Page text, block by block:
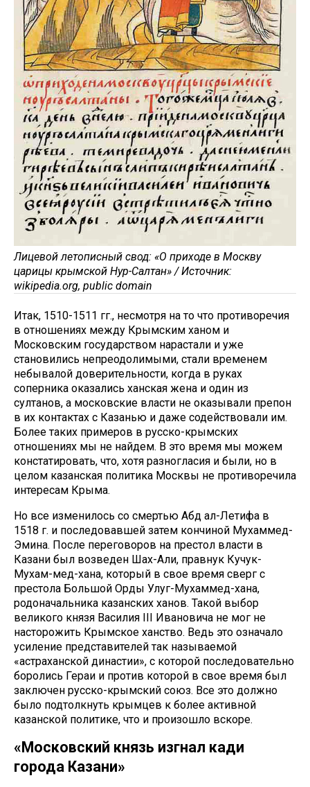
Лицевой летописный свод: «О приходе в Москву
царицы крымской Нур-Салтан» / Источник:
wikipedia.org, public domain
Итак, 1510-1511 гг., несмотря на то что противоречия
в отношениях между Крымским ханом и
Московским государством нарастали и уже
становились непреодолимыми, стали временем
небывалой доверительности, когда в руках
соперника оказались ханская жена и один из
султанов, а московские власти не оказывали препон
в их контактах с Казанью и даже содействовали им.
Более таких примеров в русско-крымских
отношениях мы не найдем. В это время мы можем
констатировать, что, хотя разногласия и были, но в
целом казанская политика Москвы не противоречила
интересам Крыма.
Но все изменилось со смертью Абд ал-Летифа в
1518 г. и последовавшей затем кончиной Мухаммед-
Эмина. После переговоров на престол власти в
Казани был возведен Шах-Али, правнук Кучук-
Мухам-мед-хана, который в свое время сверг с
престола Большой Орды Улуг-Мухаммед-хана,
родоначальника казанских ханов. Такой выбор
великого князя Василия III Ивановича не мог не
насторожить Крымское ханство. Ведь это означало
усиление представителей так называемой
«астраханской династии», с которой последовательно
боролись Гераи и против которой в свое время был
заключен русско-крымский союз. Все это должно
было подтолкнуть крымцев к более активной
казанской политике, что и произошло вскоре.
«Московский князь изгнал кади
города Казани»